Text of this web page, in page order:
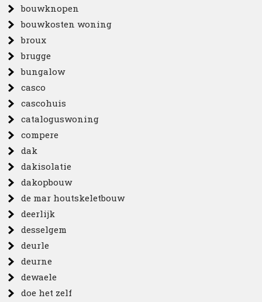
bouwknopen
bouwkosten woning
broux
brugge
bungalow
casco
cascohuis
cataloguswoning
compere
dak
dakisolatie
dakopbouw
de mar houtskeletbouw
deerlijk
desselgem
deurle
deurne
dewaele
doe het zelf